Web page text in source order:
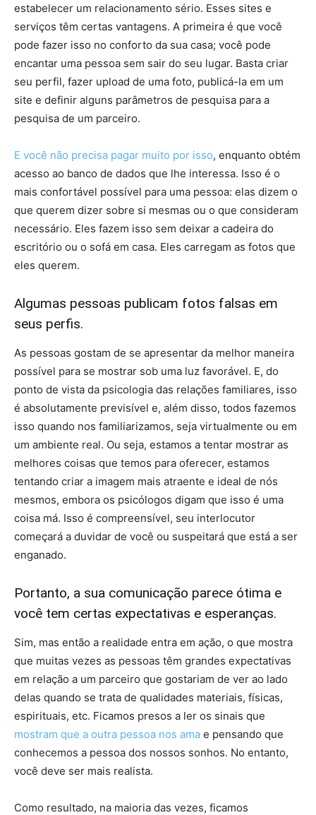
estabelecer um relacionamento sério. Esses sites e
serviços têm certas vantagens. A primeira é que você
pode fazer isso no conforto da sua casa; você pode
encantar uma pessoa sem sair do seu lugar. Basta criar
seu perfil, fazer upload de uma foto, publicá-la em um
site e definir alguns parâmetros de pesquisa para a
pesquisa de um parceiro.
E você não precisa pagar muito por isso, enquanto obtém
acesso ao banco de dados que lhe interessa. Isso é o
mais confortável possível para uma pessoa: elas dizem o
que querem dizer sobre si mesmas ou o que consideram
necessário. Eles fazem isso sem deixar a cadeira do
escritório ou o sofá em casa. Eles carregam as fotos que
eles querem.
Algumas pessoas publicam fotos falsas em
seus perfis.
As pessoas gostam de se apresentar da melhor maneira
possível para se mostrar sob uma luz favorável. E, do
ponto de vista da psicologia das relações familiares, isso
é absolutamente previsível e, além disso, todos fazemos
isso quando nos familiarizamos, seja virtualmente ou em
um ambiente real. Ou seja, estamos a tentar mostrar as
melhores coisas que temos para oferecer, estamos
tentando criar a imagem mais atraente e ideal de nós
mesmos, embora os psicólogos digam que isso é uma
coisa má. Isso é compreensível, seu interlocutor
começará a duvidar de você ou suspeitará que está a ser
enganado.
Portanto, a sua comunicação parece ótima e
você tem certas expectativas e esperanças.
Sim, mas então a realidade entra em ação, o que mostra
que muitas vezes as pessoas têm grandes expectativas
em relação a um parceiro que gostariam de ver ao lado
delas quando se trata de qualidades materiais, físicas,
espirituais, etc. Ficamos presos a ler os sinais que
mostram que a outra pessoa nos ama e pensando que
conhecemos a pessoa dos nossos sonhos. No entanto,
você deve ser mais realista.
Como resultado, na maioria das vezes, ficamos